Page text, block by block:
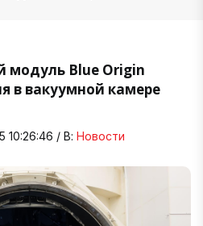
модуль Blue Origin
в вакуумной камере
10:26:46 / В: Новости